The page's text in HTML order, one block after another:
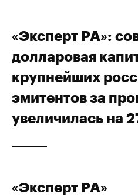
«Эксперт РА»:
долларовая
крупнейших
эмитентов за
увеличилась на
«Эксперт РА»